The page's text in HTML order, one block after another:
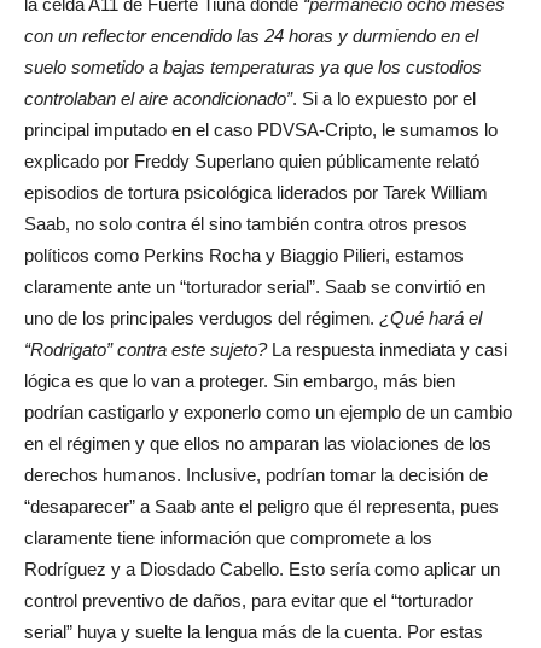
con un reflector encendido las 24 horas y durmiendo en el
suelo sometido a bajas temperaturas ya que los custodios
controlaban el aire acondicionado”. Si a lo expuesto por el
principal imputado en el caso PDVSA-Cripto, le sumamos lo
explicado por Freddy Superlano quien públicamente relató
episodios de tortura psicológica liderados por Tarek William
Saab, no solo contra él sino también contra otros presos
políticos como Perkins Rocha y Biaggio Pilieri, estamos
claramente ante un “torturador serial”. Saab se convirtió en
uno de los principales verdugos del régimen. ¿Qué hará el
“Rodrigato” contra este sujeto?La respuesta inmediata y casi
lógica es que lo van a proteger. Sin embargo, más bien
podrían castigarlo y exponerlo como un ejemplo de un cambio
en el régimen y que ellos no amparan las violaciones de los
derechos humanos. Inclusive, podrían tomar la decisión de
“desaparecer” a Saab ante el peligro que él representa, pues
claramente tiene información que compromete a los
Rodríguez y a Diosdado Cabello. Esto sería como aplicar un
control preventivo de daños, para evitar que el “torturador
serial” huya y suelte la lengua más de la cuenta. Por estas